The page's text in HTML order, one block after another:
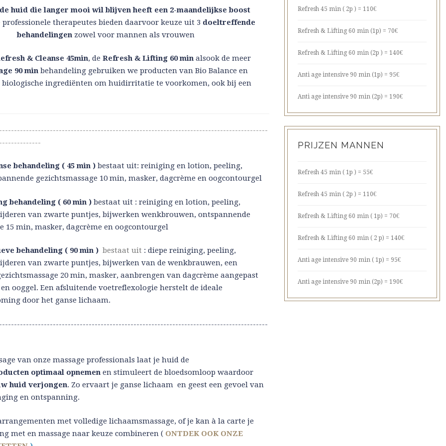
huid die langer mooi wil blijven heeft een 2-maandelijkse boost
professionele therapeutes bieden daarvoor keuze uit 3 doeltreffende
behandelingen zowel voor mannen als vrouwen
& Cleanse 45min, de Refresh & Lifting 60 min alsook de meer
90 min behandeling gebruiken we producten van Bio Balance en
biologische ingrediënten om huidirritatie te voorkomen, ook bij een
behandeling ( 45 min ) bestaat uit: reiniging en lotion, peeling,
gezichtsmassage 10 min, masker, dagcrème en oogcontourgel
behandeling ( 60 min ) bestaat uit : reiniging en lotion, peeling,
van zwarte puntjes, bijwerken wenkbrouwen, ontspannende
15 min, masker, dagcrème en oogcontourgel
behandeling ( 90 min ) bestaat uit : diepe reiniging, peeling,
van zwarte puntjes, bijwerken van de wenkbrauwen, een
20 min, masker, aanbrengen van dagcrème aangepast
ooggel. Een afsluitende voetreflexologie herstelt de ideale
door het ganse lichaam.
van onze massage professionals laat je huid de
optimaal opnemen en stimuleert de bloedsomloop waardoor
huid verjongen. Zo ervaart je ganse lichaam en geest een gevoel van
en ontspanning.
met volledige lichaamsmassage, of je kan à la carte je
met en massage naar keuze combineren ( ONTDEK OOK ONZE
Refresh 45 min ( 2p ) = 110€
Refresh & Lifting 60 min (1p) = 70€
Refresh & Lifting 60 min (2p ) = 140€
Anti age intensive 90 min (1p) = 95€
Anti age intensive 90 min (2p) = 190€
PRIJZEN MANNEN
Refresh 45 min ( 1p ) = 55€
Refresh 45 min ( 2p ) = 110€
Refresh & Lifting 60 min ( 1p) = 70€
Refresh & Lifting 60 min ( 2 p) = 140€
Anti age intensive 90 min ( 1p) = 95€
Anti age intensive 90 min (2p) = 190€